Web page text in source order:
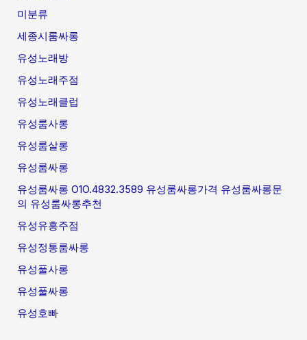
미분류
세종시룸싸롱
유성노래방
유성노래주점
유성노래클럽
유성룸사롱
유성룸살롱
유성룸싸롱
유성룸싸롱 O1O.4832.3589 유성룸싸롱가격 유성룸싸롱문
의 유성룸싸롱추천
유성유흥주점
유성정통룸싸롱
유성풀사롱
유성풀싸롱
유성호빠